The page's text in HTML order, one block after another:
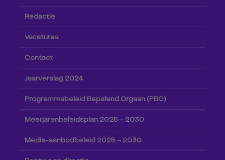
Redactie
Vacatures
Contact
Jaarverslag 2024
Programmabeleid Bepalend Orgaan (PBO)
Meerjarenbeleidsplan 2025 – 2030
Media-aanbodbeleid 2025 – 2030